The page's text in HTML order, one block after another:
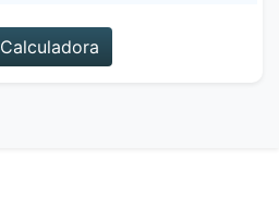
Calculadora